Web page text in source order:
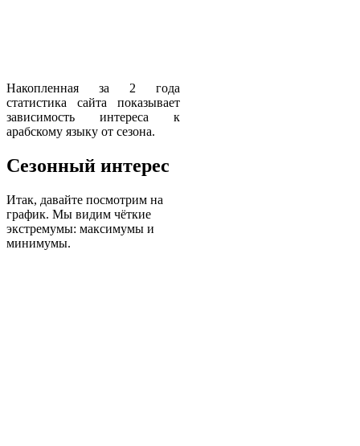
Накопленная за 2 года
статистика сайта показывает
зависимость интереса к
арабскому языку от сезона.
Сезонный интерес
Итак, давайте посмотрим на
график. Мы видим чёткие
экстремумы: максимумы и
минимумы.